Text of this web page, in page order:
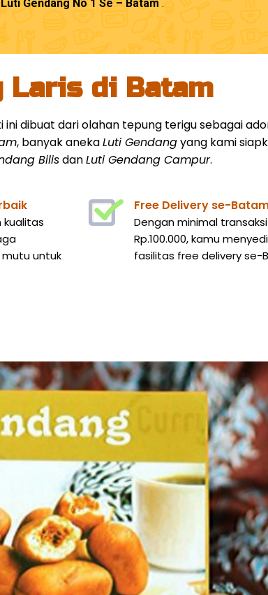
Luti Gendang No 1 Se – Batam .
Laris di Batam
ini dibuat dari olahan tepung terigu sebagai
, banyak anekaLuti Gendangyang kami
BilisdanLuti Gendang Campur.
kualitas
untuk
Free Delivery se-
Dengan minimal transaksi
Rp.100.000, kamu
fasilitas free delivery se-